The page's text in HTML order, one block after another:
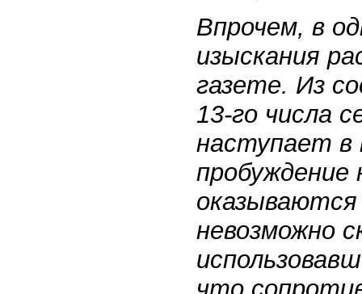
Впрочем, в
изыскания
газете. Из
13-го числа
наступает в
невозможно